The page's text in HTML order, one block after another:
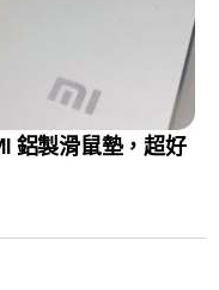
鋁製滑鼠墊，超好